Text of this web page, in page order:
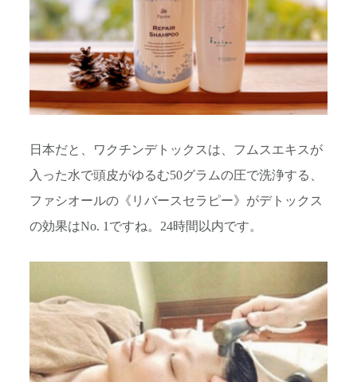
日本だと、ワクチンデトックスは、フムスエキスが
入った水で頭皮がゆるむ50グラムの圧で洗浄する、
ファシオールの《リバースセラピー》がデトックス
の効果はNo. 1ですね。24時間以内です。